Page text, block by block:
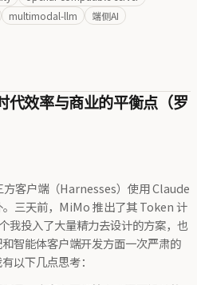
multimodal-llm 端侧AI
代效率与商业的平衡点（罗
客户端（Harnesses）使用 Claude
三天前，MiMo 推出了其 Token 计
投入了大量精力去设计的方案，也
智能体客户端开发方面一次严肃的
以下几点思考：